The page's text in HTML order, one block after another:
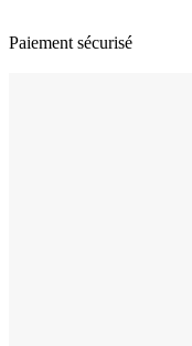
Paiement sécurisé